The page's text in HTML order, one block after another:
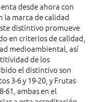
desde ahora con
la marca de calidad
distintivo promueve
en criterios de calidad,
medioambiental, así
de los
el distintivo son
3-6 y 19-20, y Frutas
61, ambas en el